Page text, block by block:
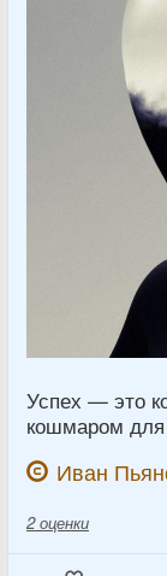
Успех — это
кошмаром для
Иван
2 оценки